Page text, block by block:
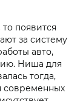
появится
за систему
авто,
Ниша для
тогда,
современных